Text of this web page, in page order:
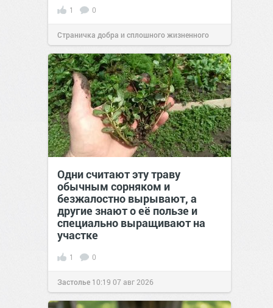
1 0
Страничка добра и сплошного жизненного
позитива!10:3807 авг 2026
Одни считают эту траву
обычным сорняком и
безжалостно вырывают, а
другие знают о её пользе и
специально выращивают на
участке
1 0
Застолье 10:19 07 авг 2026